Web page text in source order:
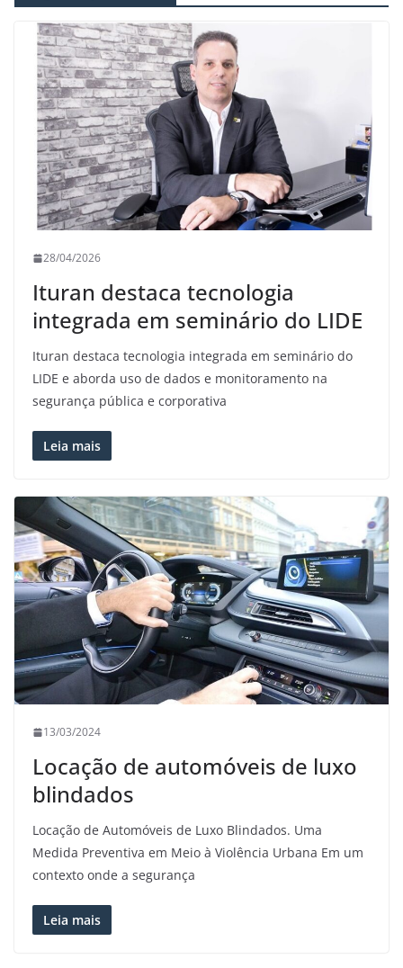
28/04/2026
Ituran destaca tecnologia
integrada em seminário do LIDE
Ituran destaca tecnologia integrada em seminário do
LIDE e aborda uso de dados e monitoramento na
segurança pública e corporativa
Leia mais
13/03/2024
Locação de automóveis de luxo
blindados
Locação de Automóveis de Luxo Blindados. Uma
Medida Preventiva em Meio à Violência Urbana Em um
contexto onde a segurança
Leia mais